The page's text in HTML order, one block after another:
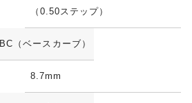
（0.50ステップ）
BC（ベースカーブ）
8.7mm